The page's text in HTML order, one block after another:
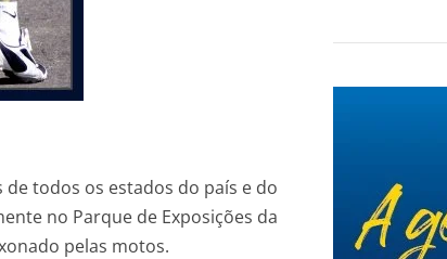
todos os estados do país e do
no Parque de Exposições da
pelas motos.